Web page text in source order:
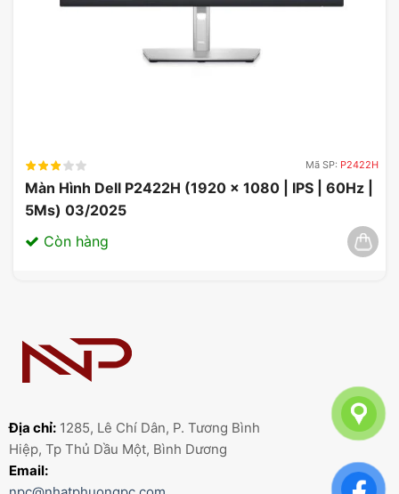
Mã SP: P2422H
Màn Hình Dell P2422H (1920 x 1080 | IPS | 60Hz |
5Ms) 03/2025
Còn hàng
Địa chỉ: 1285, Lê Chí Dân, P. Tương Bình
Hiệp, Tp Thủ Dầu Một, Bình Dương
Email: